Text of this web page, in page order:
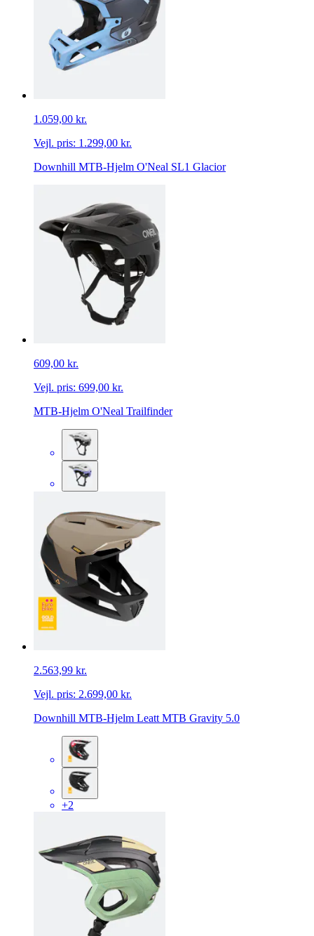
1.059,00 kr.
Vejl. pris: 1.299,00 kr.
Downhill MTB-Hjelm O'Neal SL1 Glacior
609,00 kr.
Vejl. pris: 699,00 kr.
MTB-Hjelm O'Neal Trailfinder
2.563,99 kr.
Vejl. pris: 2.699,00 kr.
Downhill MTB-Hjelm Leatt MTB Gravity 5.0
+2